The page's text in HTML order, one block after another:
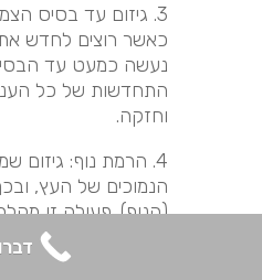
3. גיזום עד בסיס
כאשר רוצים לחדש את
נעשה כמעט עד
התחדשות של כל
וחזקה.
4. הרמת נוף: גיזום
הנמוכים של העץ,
(הנוף). פעולה זו
רכב מתחת לעץ והיא
להיכנס לאזור